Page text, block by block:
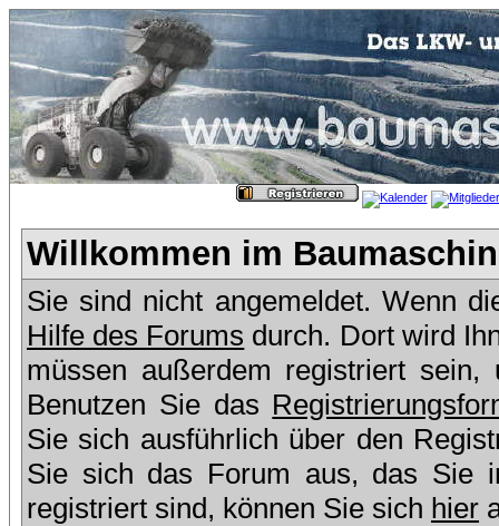
Willkommen im
Sie sind nicht angemeldet. Wenn
Hilfe des Forums durch. Dort wird
müssen außerdem registriert
Benutzen Sie das
Sie sich ausführlich über den
Sie sich das Forum aus, das Sie
registriert sind, können Sie sich hier